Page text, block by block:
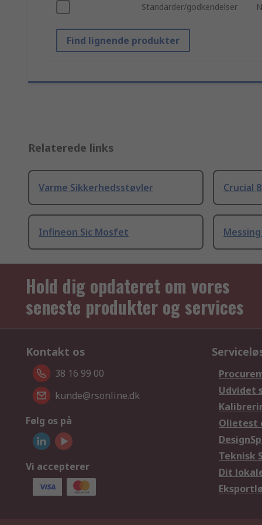
Standarder/godkendelser
Find lignende produkter
Relaterede links
Varme Sikkerhedsstøvler Crucial
Infineon Sic Mosfet
Hold dig opdateret om vores
seneste produkter og services
Kontakt os
38 16 99 00
kunde@rsonline.dk
Følg os på
Vi accepterer
Udvidet
Olietest
Teknisk
Dit